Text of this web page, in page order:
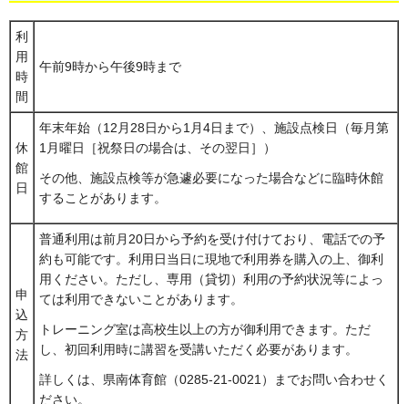
利
用
時
間
午前9時から午後9時まで
休
館
日
年末年始（12月28日から1月4日まで）、施設点検日（毎月第
1月曜日［祝祭日の場合は、その翌日］）
その他、施設点検等が急遽必要になった場合などに臨時休館
することがあります。
申
込
方
法
普通利用は前月20日から予約を受け付けており、電話での予
約も可能です。利用日当日に現地で利用券を購入の上、御利
用ください。ただし、専用（貸切）利用の予約状況等によっ
ては利用できないことがあります。
トレーニング室は高校生以上の方が御利用できます。ただ
し、初回利用時に講習を受講いただく必要があります。
詳しくは、県南体育館（0285-21-0021）までお問い合わせく
ださい。